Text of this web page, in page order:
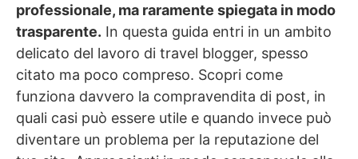
professionale, ma raramente spiegata in modo
trasparente. In questa guida entri in un ambito
delicato del lavoro di travel blogger, spesso
citato ma poco compreso. Scopri come
funziona davvero la compravendita di post, in
quali casi può essere utile e quando invece può
diventare un problema per la reputazione del